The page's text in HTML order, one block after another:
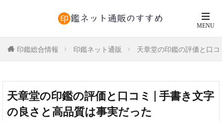
印鑑総合情報 印鑑ネット通販 天章堂の印鑑の評価と口
天章堂の印鑑の評価と口コミ | 手書き文字
の良さと高品質は事実だった